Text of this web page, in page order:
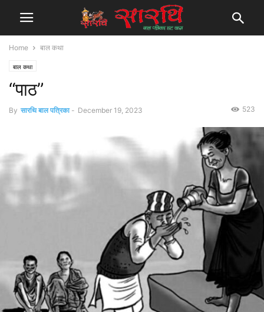
Home बाल कथा
बाल कथा
“पाठ”
By सारथि बाल पत्रिका - December 19, 2023 523